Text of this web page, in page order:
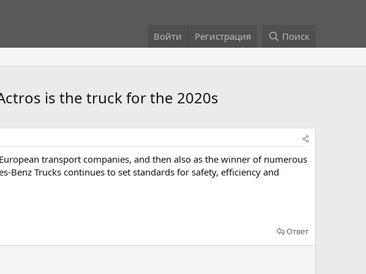
Войти Регистрация Поиск
is the truck for the 2020s
transport companies, and then also as the winner of numerous
Benz Trucks continues to set standards for safety, efficiency and
Ответ